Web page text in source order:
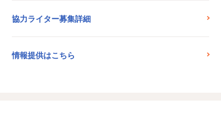
協力ライター募集詳細
情報提供はこちら